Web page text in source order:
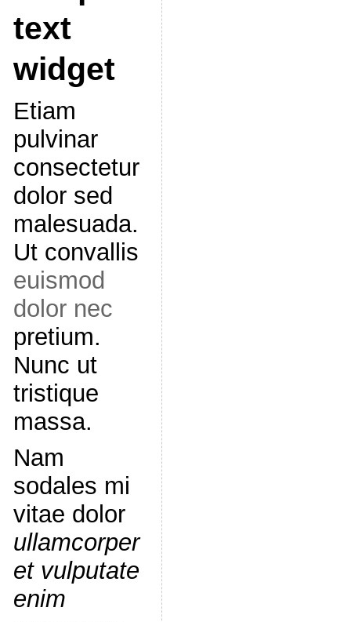
text
widget
Etiam
pulvinar
consectetur
dolor sed
malesuada.
Ut convallis
euismod
dolor nec
pretium.
Nunc ut
tristique
massa.
Nam
sodales mi
vitae dolor
ullamcorper
et vulputate
enim